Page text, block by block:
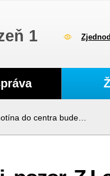
1
do centra bude…